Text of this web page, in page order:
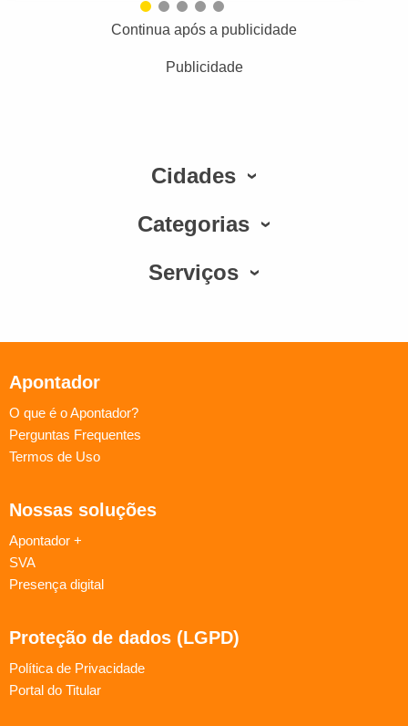
Continua após a publicidade
Publicidade
Cidades
Categorias
Serviços
Apontador
O que é o Apontador?
Perguntas Frequentes
Termos de Uso
Nossas soluções
Apontador +
SVA
Presença digital
Proteção de dados (LGPD)
Política de Privacidade
Portal do Titular